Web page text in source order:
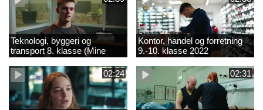
Teknologi, byggeri og
transport 8. klasse (Mine
introkurser) 2022
Kontor, handel og forretning
9.-10. klasse 2022
02:24 02:31